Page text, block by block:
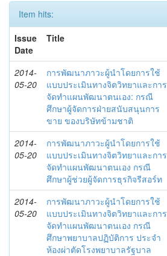
Item hits:
Issue
Date
Title
2014-
05-20
การพัฒนาภาวะผู้นำโดยการใช้
แบบประเมินทางจิตวิทยาและการ
จัดทำแผนพัฒนาตนเอง: กรณี
ศึกษาผู้จัดการฝ่ายสนับสนุนการ
ขาย ของบริษัทข้ามชาติ
2014-
05-20
การพัฒนาภาวะผู้นำโดยการใช้
แบบประเมินทางจิตวิทยาและการ
จัดทำแผนพัฒนาตนเอง กรณี
ศึกษาผู้ช่วยผู้จัดการธุรกิจรีสอร์ท
2014-
05-20
การพัฒนาภาวะผู้นำโดยการใช้
แบบประเมินทางจิตวิทยาและการ
จัดทำแผนพัฒนาตนเอง กรณี
ศึกษาพยาบาลปฏิบัติการ ประจำ
ห้องผ่าตัดโรงพยาบาลรัฐบาล